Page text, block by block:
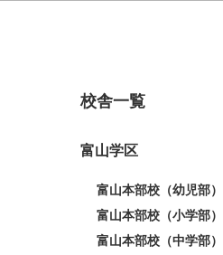
校舎一覧
富山学区
富山本部校（幼児部）
富山本部校（小学部）
富山本部校（中学部）